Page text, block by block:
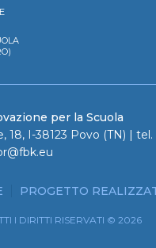
per la Scuola
18, I-38123 Povo (TN) | tel.
PROGETTO
I DIRITTI RISERVATI © 2026